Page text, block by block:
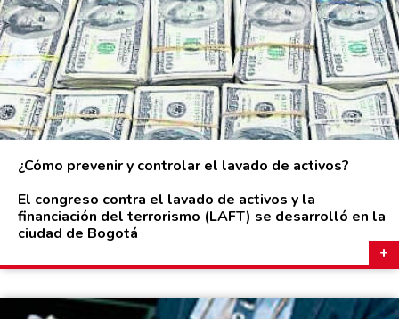
¿Cómo prevenir y controlar el lavado de activos?
El congreso contra el lavado de activos y la
financiación del terrorismo (LAFT) se desarrolló en la
ciudad de Bogotá